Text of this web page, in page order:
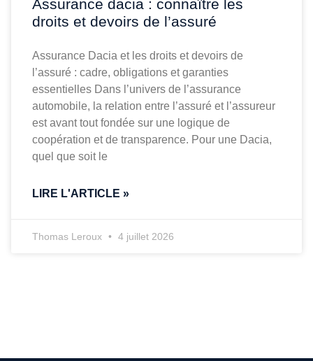
Assurance dacia : connaître les
droits et devoirs de l’assuré
Assurance Dacia et les droits et devoirs de
l’assuré : cadre, obligations et garanties
essentielles Dans l’univers de l’assurance
automobile, la relation entre l’assuré et l’assureur
est avant tout fondée sur une logique de
coopération et de transparence. Pour une Dacia,
quel que soit le
LIRE L'ARTICLE »
Thomas Leroux 4 juillet 2026